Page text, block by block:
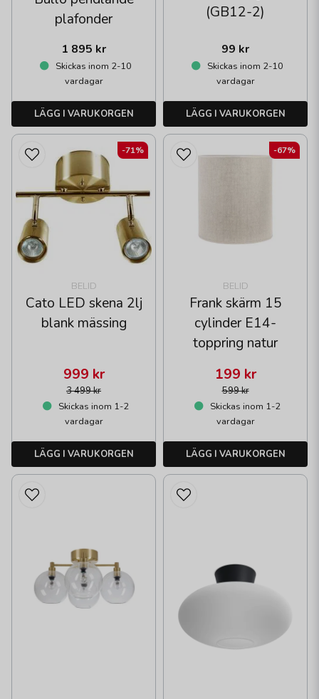
plafonder
1 895 kr
Skickas inom 2-10
vardagar
LÄGG I VARUKORGEN
(GB12-2)
99 kr
Skickas inom 2-10
vardagar
LÄGG I VARUKORGEN
BELID
Cato LED skena 2lj
blank mässing
3 499 kr
999 kr
Skickas inom 1-2
vardagar
LÄGG I VARUKORGEN
-71%
BELID
Frank skärm 15
cylinder E14-
toppring natur
599 kr
199 kr
Skickas inom 1-2
vardagar
LÄGG I VARUKORGEN
-67%